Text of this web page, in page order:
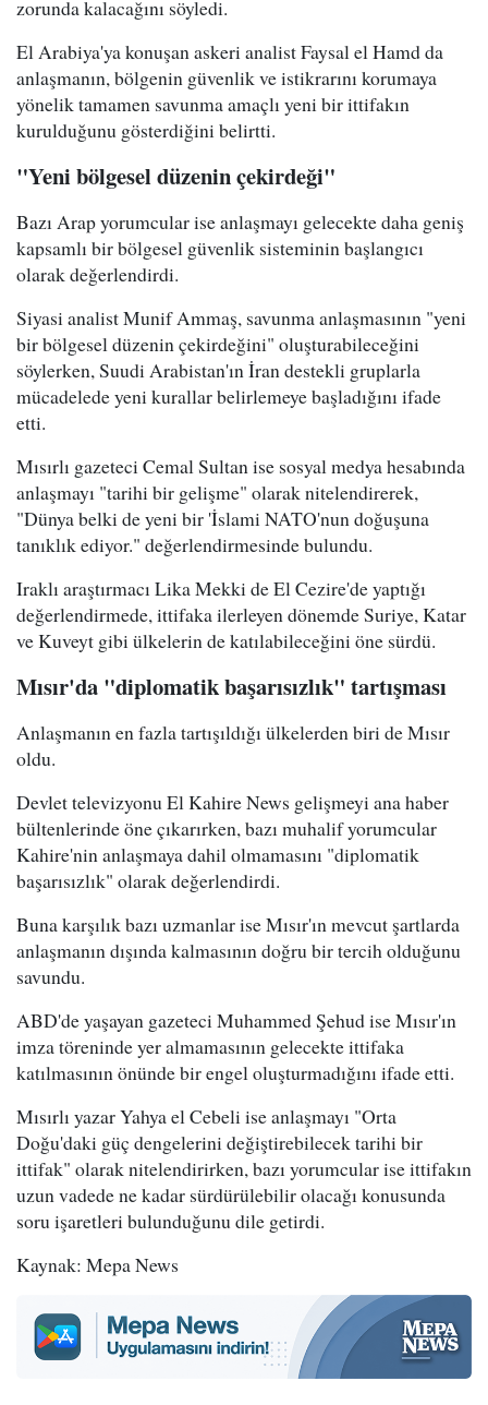
zorunda kalacağını söyledi.
El Arabiya'ya konuşan askeri analist Faysal el Hamd da
anlaşmanın, bölgenin güvenlik ve istikrarını korumaya
yönelik tamamen savunma amaçlı yeni bir ittifakın
kurulduğunu gösterdiğini belirtti.
"Yeni bölgesel düzenin çekirdeği"
Bazı Arap yorumcular ise anlaşmayı gelecekte daha geniş
kapsamlı bir bölgesel güvenlik sisteminin başlangıcı
olarak değerlendirdi.
Siyasi analist Munif Ammaş, savunma anlaşmasının "yeni
bir bölgesel düzenin çekirdeğini" oluşturabileceğini
söylerken, Suudi Arabistan'ın İran destekli gruplarla
mücadelede yeni kurallar belirlemeye başladığını ifade
etti.
Mısırlı gazeteci Cemal Sultan ise sosyal medya hesabında
anlaşmayı "tarihi bir gelişme" olarak nitelendirerek,
"Dünya belki de yeni bir 'İslami NATO'nun doğuşuna
tanıklık ediyor." değerlendirmesinde bulundu.
Iraklı araştırmacı Lika Mekki de El Cezire'de yaptığı
değerlendirmede, ittifaka ilerleyen dönemde Suriye, Katar
ve Kuveyt gibi ülkelerin de katılabileceğini öne sürdü.
Mısır'da "diplomatik başarısızlık" tartışması
Anlaşmanın en fazla tartışıldığı ülkelerden biri de Mısır
oldu.
Devlet televizyonu El Kahire News gelişmeyi ana haber
bültenlerinde öne çıkarırken, bazı muhalif yorumcular
Kahire'nin anlaşmaya dahil olmamasını "diplomatik
başarısızlık" olarak değerlendirdi.
Buna karşılık bazı uzmanlar ise Mısır'ın mevcut şartlarda
anlaşmanın dışında kalmasının doğru bir tercih olduğunu
savundu.
ABD'de yaşayan gazeteci Muhammed Şehud ise Mısır'ın
imza töreninde yer almamasının gelecekte ittifaka
katılmasının önünde bir engel oluşturmadığını ifade etti.
Mısırlı yazar Yahya el Cebeli ise anlaşmayı "Orta
Doğu'daki güç dengelerini değiştirebilecek tarihi bir
ittifak" olarak nitelendirirken, bazı yorumcular ise ittifakın
uzun vadede ne kadar sürdürülebilir olacağı konusunda
soru işaretleri bulunduğunu dile getirdi.
Kaynak: Mepa News